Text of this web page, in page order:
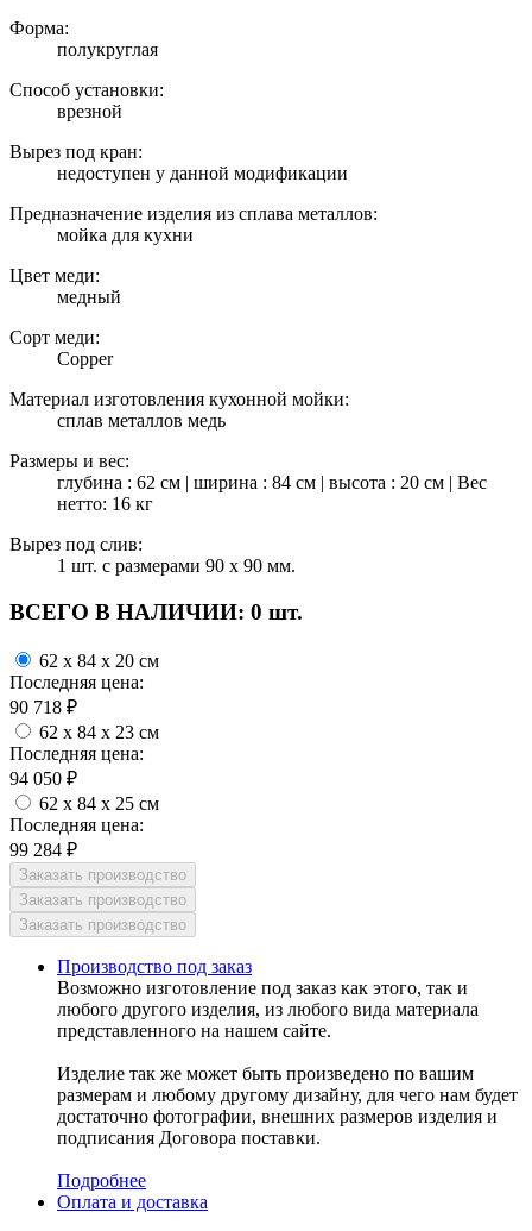
Форма:
полукруглая
Способ установки:
врезной
Вырез под кран:
недоступен у данной модификации
Предназначение изделия из сплава металлов:
мойка для кухни
Цвет меди:
медный
Сорт меди:
Copper
Материал изготовления кухонной мойки:
сплав металлов медь
Размеры и вес:
глубина : 62 см | ширина : 84 см | высота : 20 см | Вес
нетто: 16 кг
Вырез под слив:
1 шт. с размерами 90 х 90 мм.
ВСЕГО В НАЛИЧИИ: 0 шт.
62 x 84 x 20 см
Последняя цена:
90 718 ₽
62 x 84 x 23 см
Последняя цена:
94 050 ₽
62 x 84 x 25 см
Последняя цена:
99 284 ₽
Производство под заказ
Возможно изготовление под заказ как этого, так и
любого другого изделия, из любого вида материала
представленного на нашем сайте.
Изделие так же может быть произведено по вашим
размерам и любому другому дизайну, для чего нам будет
достаточно фотографии, внешних размеров изделия и
подписания Договора поставки.
Подробнее
Оплата и доставка